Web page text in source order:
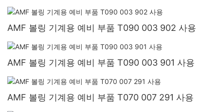
AMF 볼링 기계용 예비 부품 T090 003 902 사용
AMF 볼링 기계용 예비 부품 T090 003 901 사용
AMF 볼링 기계용 예비 부품 T070 007 291 사용